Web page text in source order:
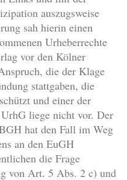
auszugsweise
sah hierin einen
Urheberrechte
vor den Kölner
die der Klage
stattgaben, die
und einer der
UrhG liege nicht vor. Der
hat den Fall im Weg
an den EuGH
die Frage
von Art. 5 Abs. 2 c) und